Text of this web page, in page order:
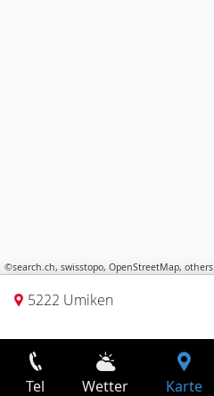
©search.ch, swisstopo, OpenStreetMap, others
5222 Umiken
Tel Wetter Karte